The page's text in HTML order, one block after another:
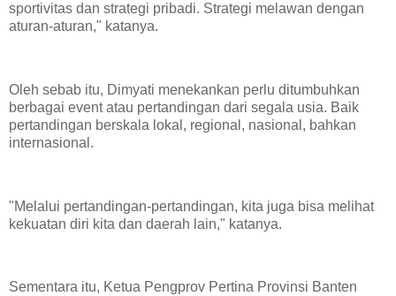
sportivitas dan strategi pribadi. Strategi melawan dengan
aturan-aturan," katanya.
Oleh sebab itu, Dimyati menekankan perlu ditumbuhkan
berbagai event atau pertandingan dari segala usia. Baik
pertandingan berskala lokal, regional, nasional, bahkan
internasional.
"Melalui pertandingan-pertandingan, kita juga bisa melihat
kekuatan diri kita dan daerah lain," katanya.
Sementara itu, Ketua Pengprov Pertina Provinsi Banten